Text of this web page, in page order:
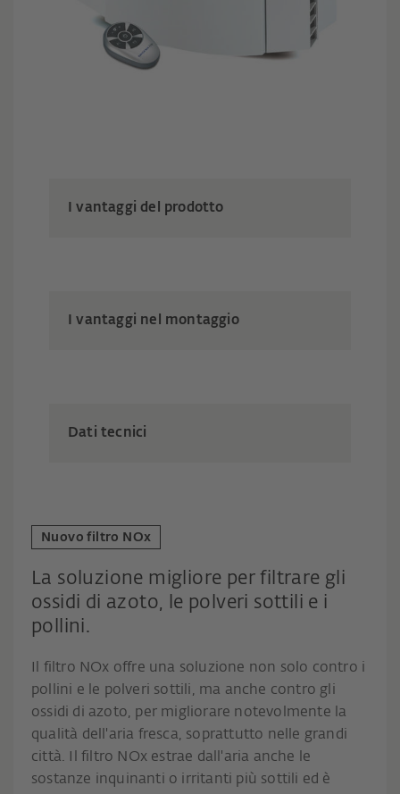
I vantaggi del prodotto
I vantaggi nel montaggio
Dati tecnici
Nuovo filtro NOx
La soluzione migliore per filtrare gli
ossidi di azoto, le polveri sottili e i
pollini.
Il filtro NOx offre una soluzione non solo contro i
pollini e le polveri sottili, ma anche contro gli
ossidi di azoto, per migliorare notevolmente la
qualità dell'aria fresca, soprattutto nelle grandi
città. Il filtro NOx estrae dall'aria anche le
sostanze inquinanti o irritanti più sottili ed è